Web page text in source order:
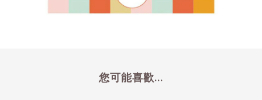
您可能喜歡...